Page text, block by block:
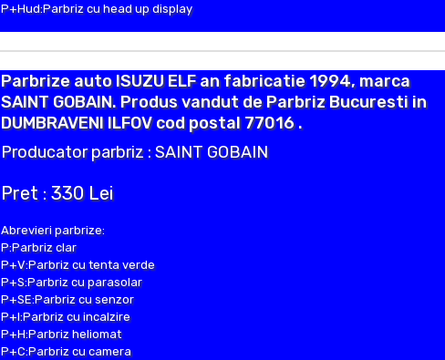
P+Hud:Parbriz cu head up display
Parbrize auto ISUZU ELF an fabricatie 1994, marca
SAINT GOBAIN. Produs vandut de Parbriz Bucuresti in
DUMBRAVENI ILFOV cod postal 77016 .
Producator parbriz : SAINT GOBAIN
Pret : 330 Lei
Abrevieri parbrize:
P:Parbriz clar
P+V:Parbriz cu tenta verde
P+S:Parbriz cu parasolar
P+SE:Parbriz cu senzor
P+I:Parbriz cu incalzire
P+H:Parbriz heliomat
P+C:Parbriz cu camera